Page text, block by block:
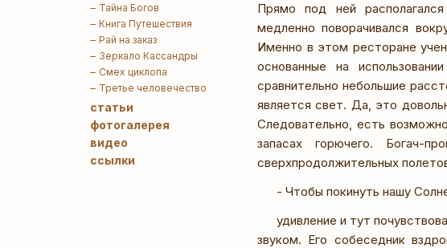
Тайна Богов
Книга Путешествия
Рай на заказ
Зеркало Кассандры
Смех циклопа
Третье человечество
статьи
фотогалерея
видео
ссылки
Прямо под ней
медленно поворачивался
Именно в этом ресторане
основанные на
сравнительно небольшие
является свет. Да, это
Следовательно, есть
запасах горючего. Богач-
сверхпродолжительных
- Чтобы покинуть нашу
удивление и тут
звуком. Его собеседник